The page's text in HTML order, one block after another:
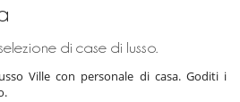
di case di lusso.
Ville con personale di casa. Goditi i